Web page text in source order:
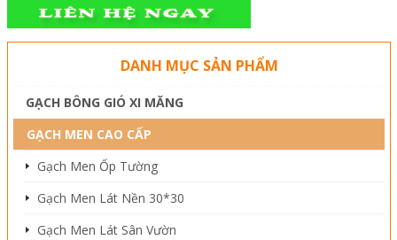
DANH MỤC SẢN PHẨM
GẠCH BÔNG GIÓ XI MĂNG
GẠCH MEN CAO CẤP
Gạch Men Ốp Tường
Gạch Men Lát Nền 30*30
Gạch Men Lát Sân Vườn